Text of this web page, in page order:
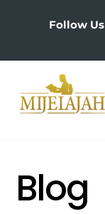
Follow Us
Blog